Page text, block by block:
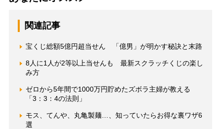
関連記事
宝くじ総額5億円超当せん 「億男」が明かす秘訣と末路
8人に1人が2等以上当せんも 最新スクラッチくじの楽し
み方
ゼロから5年間で1000万円貯めたズボラ主婦が教える
「3：3：4の法則」
モス、てんや、丸亀製麺…、知っていたらお得な裏ワザ6
選